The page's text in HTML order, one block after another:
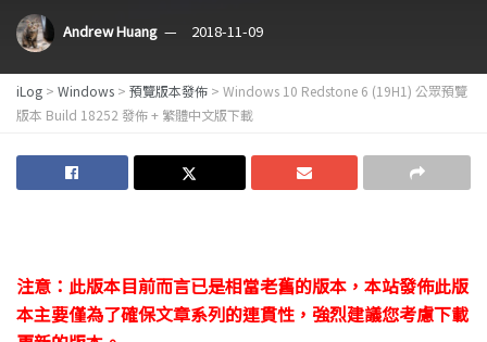
Andrew Huang 2018-11-09
iLog > Windows > 預覽版本發佈 > Windows 10 Redstone 6 (19H1) 公眾預覽
版本 Build 18252 發佈 + 繁體中文版下載
注意：此版本目前而言已是相當老舊的版本，本站發佈此版
本主要僅為了確保文章系列的連貫性，強烈建議您考慮下載